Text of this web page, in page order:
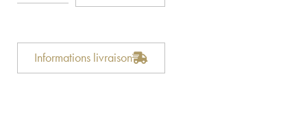
Informations livraison